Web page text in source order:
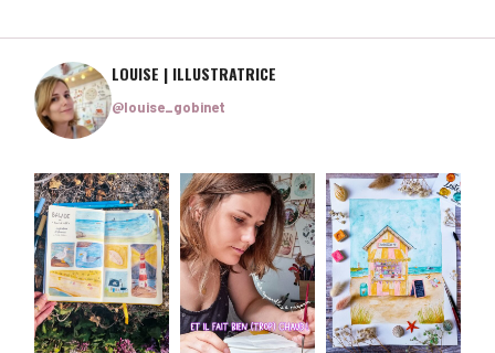
LOUISE | ILLUSTRATRICE
@louise_gobinet